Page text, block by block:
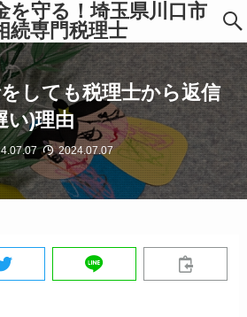
を守る！埼玉県川口市
続専門税理士
しても税理士から返信
い)理由
2024.07.07